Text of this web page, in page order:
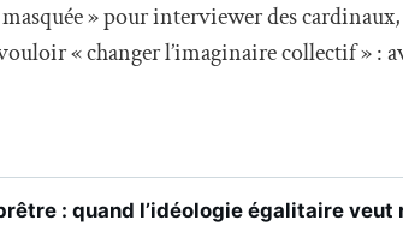
masquée » pour interviewer des
« changer l’imaginaire collectif » :